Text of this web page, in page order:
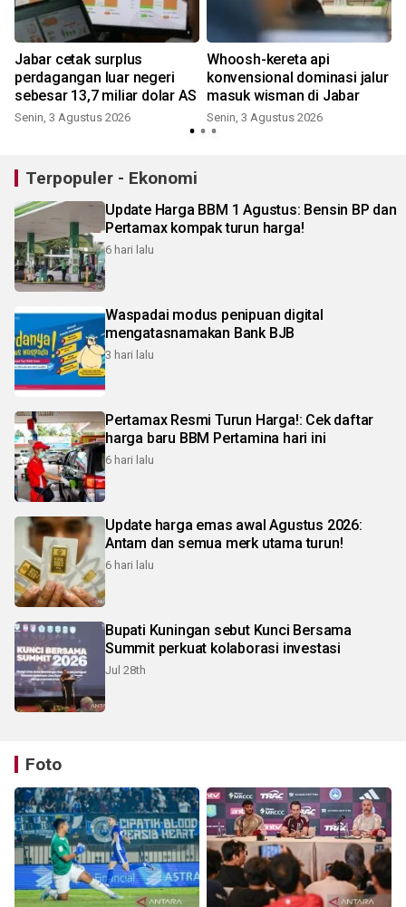
Jabar cetak surplus
perdagangan luar negeri
sebesar 13,7 miliar dolar AS
Senin, 3 Agustus 2026
Whoosh-kereta api
konvensional dominasi jalur
masuk wisman di Jabar
Senin, 3 Agustus 2026
Terpopuler - Ekonomi
Update Harga BBM 1 Agustus: Bensin BP dan
Pertamax kompak turun harga!
6 hari lalu
Waspadai modus penipuan digital
mengatasnamakan Bank BJB
3 hari lalu
Pertamax Resmi Turun Harga!: Cek daftar
harga baru BBM Pertamina hari ini
6 hari lalu
Update harga emas awal Agustus 2026:
Antam dan semua merk utama turun!
6 hari lalu
Bupati Kuningan sebut Kunci Bersama
Summit perkuat kolaborasi investasi
Jul 28th
Foto